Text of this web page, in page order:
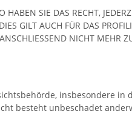
SIE DAS RECHT,
GILT AUCH FÜR DAS
NICHT MEHR
insbesondere
besteht unbeschadet